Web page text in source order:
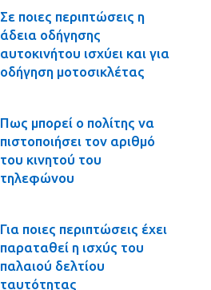
Σε ποιες περιπτώσεις η
άδεια οδήγησης
αυτοκινήτου ισχύει και για
οδήγηση μοτοσικλέτας
Πως μπορεί ο πολίτης να
πιστοποιήσει τον αριθμό
του κινητού του
τηλεφώνου
Για ποιες περιπτώσεις έχει
παραταθεί η ισχύς του
παλαιού δελτίου
ταυτότητας